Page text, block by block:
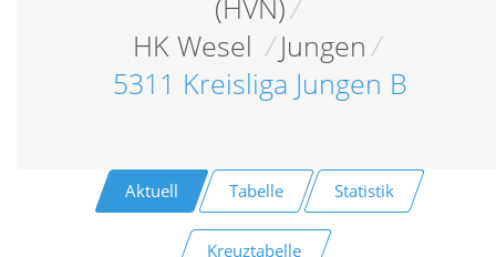
(HVN)/
HK Wesel / Jungen /
5311 Kreisliga Jungen B
Aktuell Tabelle Statistik
Kreuztabelle